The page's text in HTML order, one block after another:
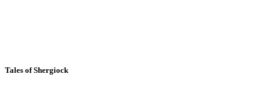
Tales of Shergiock